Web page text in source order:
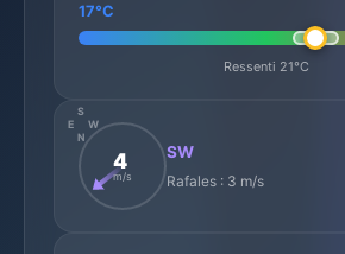
17°C
Ressenti 21°C
N
S
E
W
4
m/s
SW
Rafales : 3 m/s